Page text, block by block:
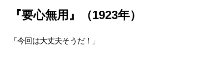
『要心無用』（1923年）
「今回は大丈夫そうだ！」